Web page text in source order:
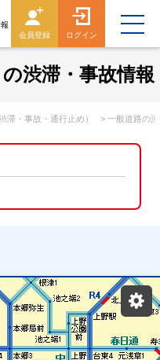
会員登録 ログイン
渋滞・事故情報
滞・事故・通行止め） > 一般道路の